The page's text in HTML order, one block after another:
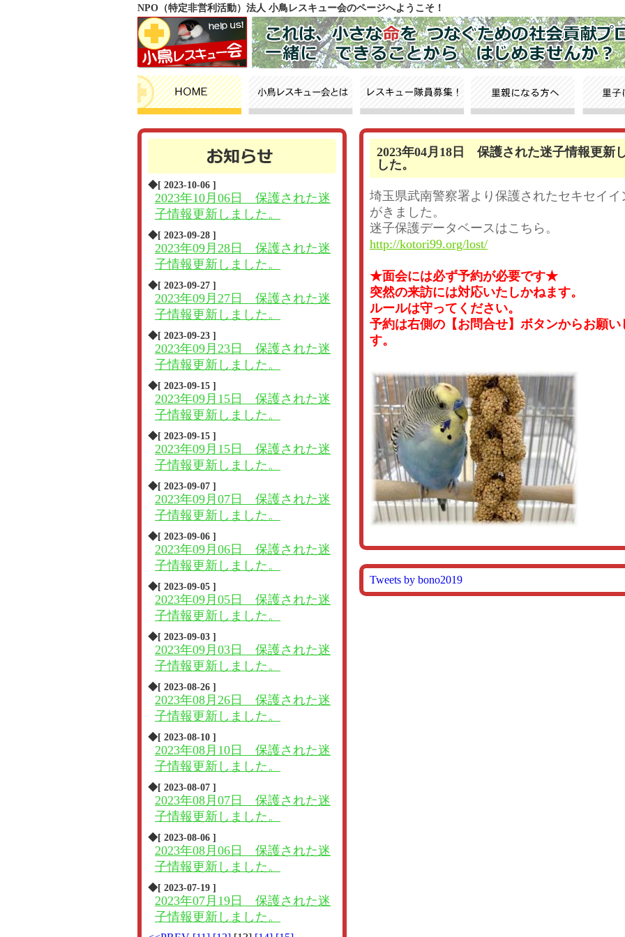
NPO（特定非営利活動）法人 小鳥レスキュー会のページへようこそ！
◆[ 2023-10-06 ]
2023年10月06日 保護された迷
子情報更新しました。
◆[ 2023-09-28 ]
2023年09月28日 保護された迷
子情報更新しました。
◆[ 2023-09-27 ]
2023年09月27日 保護された迷
子情報更新しました。
◆[ 2023-09-23 ]
2023年09月23日 保護された迷
子情報更新しました。
◆[ 2023-09-15 ]
2023年09月15日 保護された迷
子情報更新しました。
◆[ 2023-09-15 ]
2023年09月15日 保護された迷
子情報更新しました。
◆[ 2023-09-07 ]
2023年09月07日 保護された迷
子情報更新しました。
◆[ 2023-09-06 ]
2023年09月06日 保護された迷
子情報更新しました。
◆[ 2023-09-05 ]
2023年09月05日 保護された迷
子情報更新しました。
◆[ 2023-09-03 ]
2023年09月03日 保護された迷
子情報更新しました。
◆[ 2023-08-26 ]
2023年08月26日 保護された迷
子情報更新しました。
◆[ 2023-08-10 ]
2023年08月10日 保護された迷
子情報更新しました。
◆[ 2023-08-07 ]
2023年08月07日 保護された迷
子情報更新しました。
◆[ 2023-08-06 ]
2023年08月06日 保護された迷
子情報更新しました。
◆[ 2023-07-19 ]
2023年07月19日 保護された迷
子情報更新しました。
2023年04月18日 保護された迷子情報更新
した。
埼玉県武南警察署より保護されたセキセイイ
がきました。
迷子保護データベースはこちら。
http://kotori99.org/lost/
★面会には必ず予約が必要です★
突然の来訪には対応いたしかねます。
ルールは守ってください。
予約は右側の【お問合せ】ボタンからお願い
す。
Tweets by bono2019